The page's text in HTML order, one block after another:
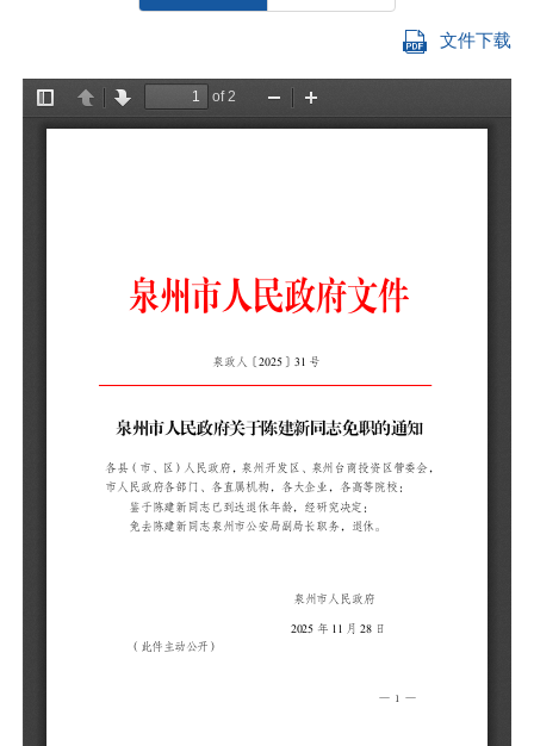
文件下载